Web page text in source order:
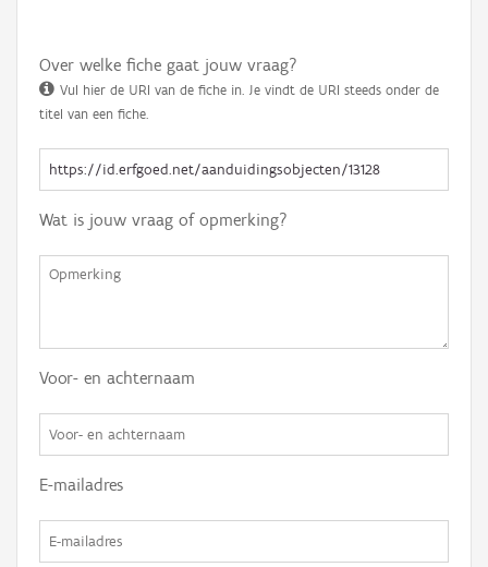
Over welke fiche gaat jouw vraag?
Vul hier de URI van de fiche in. Je vindt de URI steeds onder de
titel van een fiche.
Wat is jouw vraag of opmerking?
Voor- en achternaam
E-mailadres